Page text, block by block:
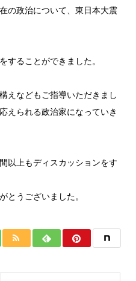
の政治について、東日本大震
することができました。
えなどもご指導いただきまし
えられる政治家になっていき
以上もディスカッションをす
とうございました。